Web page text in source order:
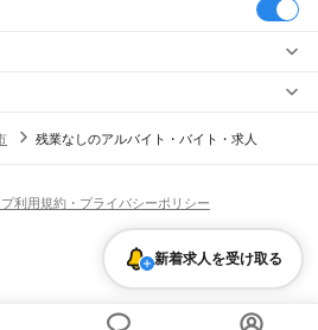
洲本市芦屋市伊丹市相生市豊岡市加古川市
加西市丹波篠山市養父市
たつの市川辺郡多可郡加古郡
さくら夙川駅 芦屋駅 甲南山手駅
町駅神戸駅
須磨駅 塩屋駅垂水駅舞子駅朝霧駅
加古川駅宝殿駅曽根駅
皿洗い・洗い場精肉・鮮魚加工
バー（BAR）・バーテンダー
飲食店（店長・マネージャー）
髪型・髪色自由ひげOKネイルOK
留学生・外国人活躍中
（春夏冬休み等）
宍粟市 軽作業
残業なしのアルバイト・バイト・求人
新着求人を受け取る
利用規約・プライバシーポリシー